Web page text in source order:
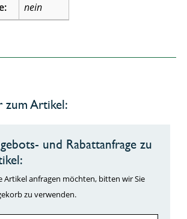
nein
zum Artikel:
und Rabattanfrage zu
Artikel anfragen möchten, bitten wir Sie
zu verwenden.